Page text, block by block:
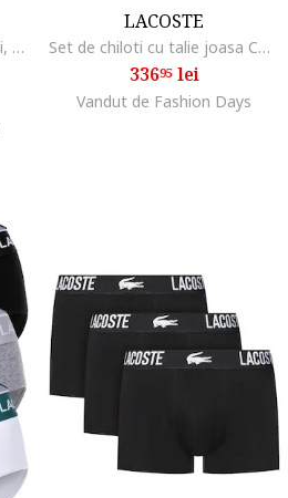
Set boxeri barbati, 3 perechi, verde, bumbac
LACOSTE
Set de chiloti cu talie joasa Core - 5 perechi, Alb/Negru/Gri
33695lei
Vandut de Fashion Days